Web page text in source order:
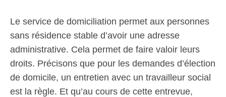
Le service de domiciliation permet aux personnes
sans résidence stable d’avoir une adresse
administrative. Cela permet de faire valoir leurs
droits. Précisons que pour les demandes d’élection
de domicile, un entretien avec un travailleur social
est la règle. Et qu’au cours de cette entrevue,